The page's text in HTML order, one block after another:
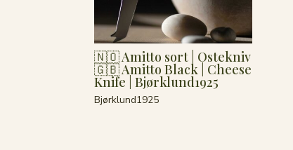
🇳🇴 Amitto sort | Ostekniv
🇬🇧 Amitto Black | Cheese
Knife | Bjørklund1925
Bjørklund1925